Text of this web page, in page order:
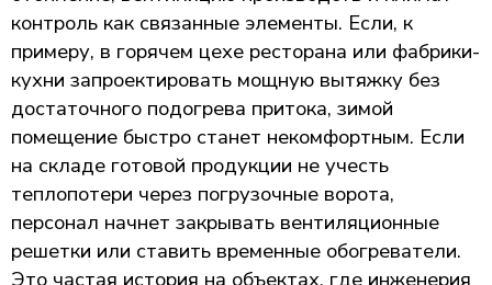
контроль как связанные элементы. Если, к
примеру, в горячем цехе ресторана или фабрики-
кухни запроектировать мощную вытяжку без
достаточного подогрева притока, зимой
помещение быстро станет некомфортным. Если
на складе готовой продукции не учесть
теплопотери через погрузочные ворота,
персонал начнет закрывать вентиляционные
решетки или ставить временные обогреватели.
Это частая история на объектах, где инженерия